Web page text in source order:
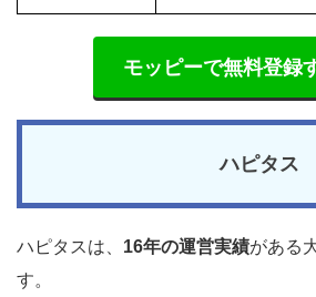
モッピーで無料登録
ハピタス
ハピタスは、 16年の運営実績がある
す。